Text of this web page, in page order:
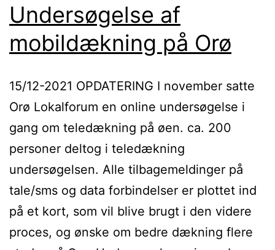
Undersøgelse af
mobildækning på Orø
15/12-2021 OPDATERING I november satte
Orø Lokalforum en online undersøgelse i
gang om teledækning på øen. ca. 200
personer deltog i teledækning
undersøgelsen. Alle tilbagemeldinger på
tale/sms og data forbindelser er plottet ind
på et kort, som vil blive brugt i den videre
proces, og ønske om bedre dækning flere